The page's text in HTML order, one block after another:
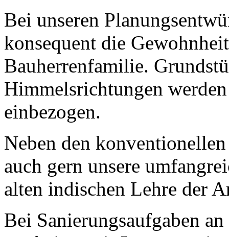
Bei unseren
konsequent die
Bauherrenfamilie.
Himmelsrichtungen
einbezogen.
Neben den
auch gern unsere
alten indischen Lehre der
Bei Sanierungsaufgaben